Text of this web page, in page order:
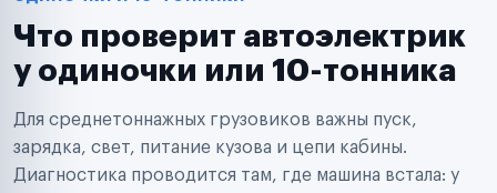
Автодилеры
Поставщики запчастей
Аренда спецтехники
Ремонт спецтехники
Ритейл-сети
Что проверит автоэлектрик
у одиночки или 10-тонника
Для среднетоннажных грузовиков важны пуск,
зарядка, свет, питание кузова и цепи кабины.
Диагностика проводится там, где машина встала: у